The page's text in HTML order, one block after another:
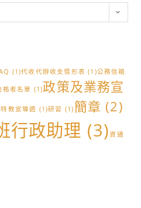
(1)代收代辦收支情形表 (1)公務信箱
格者名單 (1)政策及業務宣
特教宣導週 (1)研習 (1) 簡章 (2)
行政助理 (3)資通